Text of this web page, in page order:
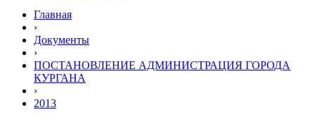
Главная
›
Документы
›
ПОСТАНОВЛЕНИЕ АДМИНИСТРАЦИЯ ГОРОДА
КУРГАНА
›
2013